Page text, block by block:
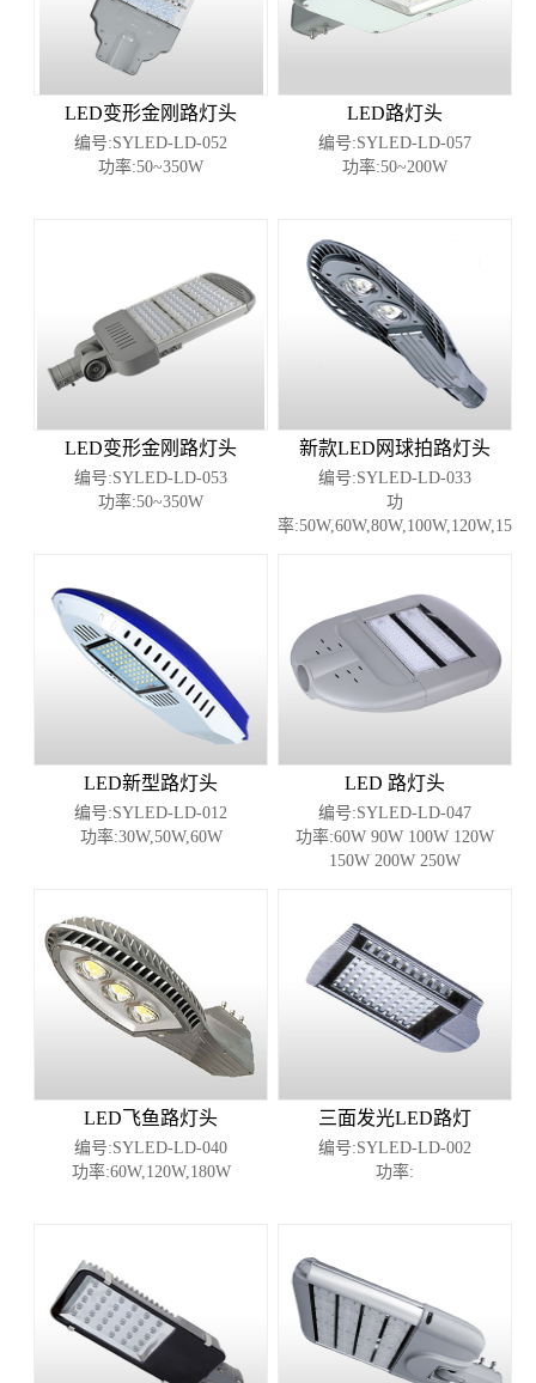
LED变形金刚路灯头
编号:SYLED-LD-052
功率:50~350W
LED路灯头
编号:SYLED-LD-057
功率:50~200W
LED变形金刚路灯头
编号:SYLED-LD-053
功率:50~350W
新款LED网球拍路灯头
编号:SYLED-LD-033
功
率:50W,60W,80W,100W,120W,150W
LED新型路灯头
编号:SYLED-LD-012
功率:30W,50W,60W
LED 路灯头
编号:SYLED-LD-047
功率:60W 90W 100W 120W
150W 200W 250W
LED飞鱼路灯头
编号:SYLED-LD-040
功率:60W,120W,180W
三面发光LED路灯
编号:SYLED-LD-002
功率: